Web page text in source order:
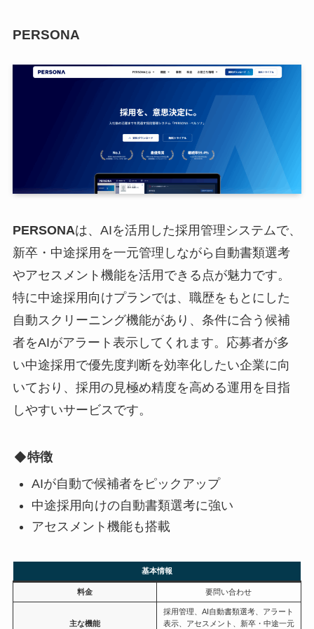
PERSONA
PERSONAは、AIを活用した採用管理システムで、
新卒・中途採用を一元管理しながら自動書類選考
やアセスメント機能を活用できる点が魅力です。
特に中途採用向けプランでは、職歴をもとにした
自動スクリーニング機能があり、条件に合う候補
者をAIがアラート表示してくれます。応募者が多
い中途採用で優先度判断を効率化したい企業に向
いており、採用の見極め精度を高める運用を目指
しやすいサービスです。
特徴
AIが自動で候補者をピックアップ
中途採用向けの自動書類選考に強い
アセスメント機能も搭載
基本情報
料金 要問い合わせ
主な機能
採用管理、AI自動書類選考、アラート
表示、アセスメント、新卒・中途一元